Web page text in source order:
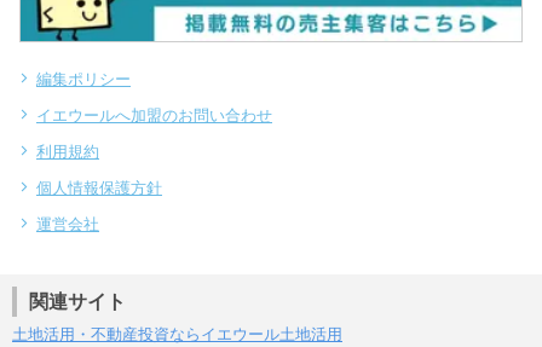
編集ポリシー
イエウールへ加盟のお問い合わせ
利用規約
個人情報保護方針
運営会社
関連サイト
土地活用・不動産投資ならイエウール土地活用